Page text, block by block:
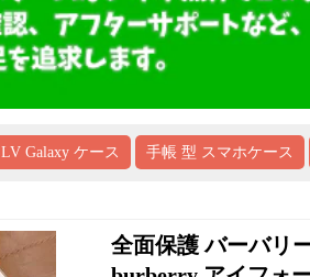
LV Galaxy ケース 手帳 型 スマホケース
全面保護 バーバリ